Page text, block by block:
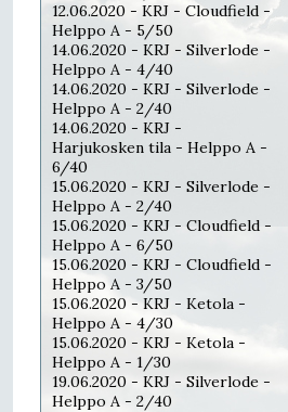
12.06.2020 - KRJ - Cloudfield -
Helppo A - 5/50
14.06.2020 - KRJ - Silverlode -
Helppo A - 4/40
14.06.2020 - KRJ - Silverlode -
Helppo A - 2/40
14.06.2020 - KRJ -
Harjukosken tila - Helppo A -
6/40
15.06.2020 - KRJ - Silverlode -
Helppo A - 2/40
15.06.2020 - KRJ - Cloudfield -
Helppo A - 6/50
15.06.2020 - KRJ - Cloudfield -
Helppo A - 3/50
15.06.2020 - KRJ - Ketola -
Helppo A - 4/30
15.06.2020 - KRJ - Ketola -
Helppo A - 1/30
19.06.2020 - KRJ - Silverlode -
Helppo A - 2/40